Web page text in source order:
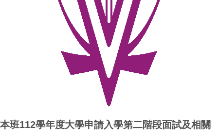
本班112學年度大學申請入學第二階段面試及相關